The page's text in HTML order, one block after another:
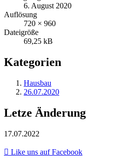
6. August 2020
Auflösung
720 × 960
Dateigröße
69,25 kB
Kategorien
Hausbau
26.07.2020
Letze Änderung
17.07.2022
Like uns auf Facebook